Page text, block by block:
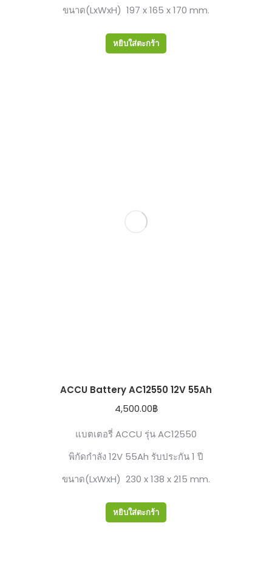
ขนาด(LxWxH) 197 x 165 x 170 mm.
หยิบใส่ตะกร้า
ACCU Battery AC12550 12V 55Ah
4,500.00฿
แบตเตอรี่ ACCU รุ่น AC12550
พิกัดกำลัง 12V 55Ah รับประกัน 1 ปี
ขนาด(LxWxH) 230 x 138 x 215 mm.
หยิบใส่ตะกร้า